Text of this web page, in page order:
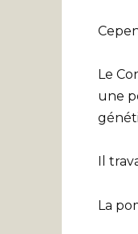
Le
une
Il
La